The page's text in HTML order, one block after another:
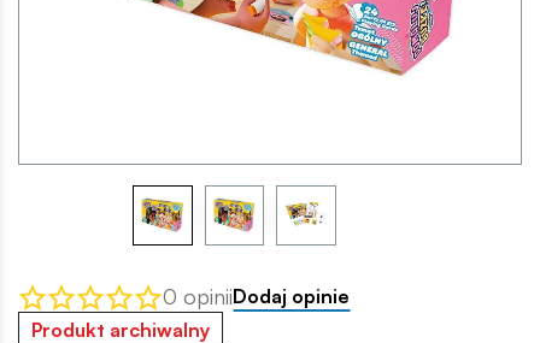
0 opiniiDodaj opinie
Produkt archiwalny